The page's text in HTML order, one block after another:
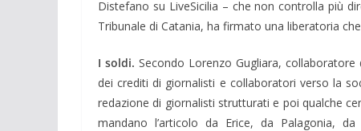
Distefano su LiveSicilia – che non controlla più
Tribunale di Catania, ha firmato una liberatoria
I soldi. Secondo Lorenzo Gugliara, collaboratore
dei crediti di giornalisti e collaboratori verso la
redazione di giornalisti strutturati e poi qual­che
mandano l’articolo da Erice, da Palagonia,